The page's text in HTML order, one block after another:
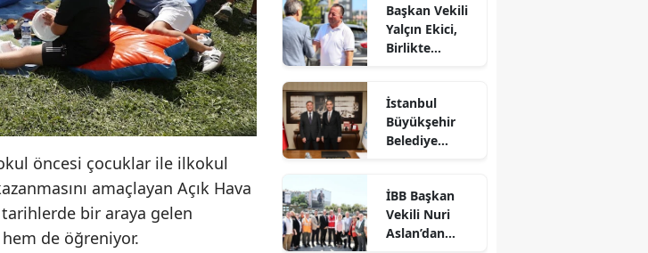
öncesi çocuklar ile ilkokul
amaçlayan Açık Hava
bir araya gelen
de öğreniyor.
Başkan Vekili
Yalçın Ekici,
Birlikte
İncelemelerde
Bulundu
İstanbul
Büyükşehir
Belediye
Silivri
Belediyesine
Ziyaret
İBB Başkan
Vekili Nuri
Aslan’dan